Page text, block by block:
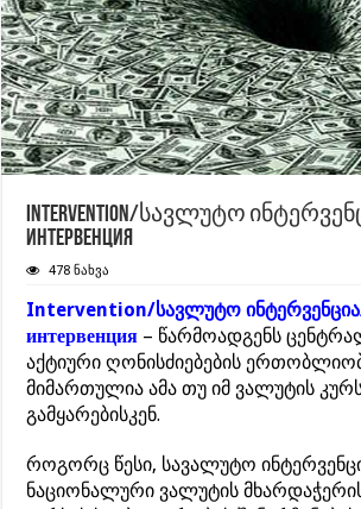
Intervention/სავლუტო
интервенция
478 ნახვა
Intervention/სავლუტო
интервенция – წარმოადგენს
აქტიური ღონისძიებების
მიმართულია ამა თუ იმ ვალუტის
გამყარებისკენ.
როგორც წესი, სავალუტო
ნაციონალური ვალუტის